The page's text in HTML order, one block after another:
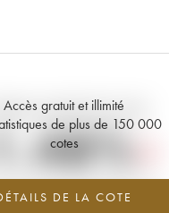
Accès gratuit et illimité
de plus de 150 000
cotes
DE LA COTE
actuelle de la cote
à la baisse du millésime 2010
2026 par rapport à 2025